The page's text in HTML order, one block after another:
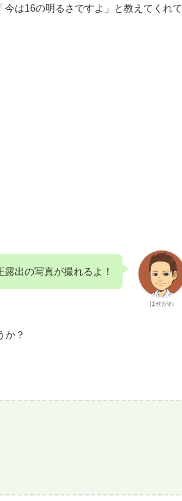
は16の明るさですよ」と教えてくれて
はせがわ
出の写真が撮れるよ！
か？